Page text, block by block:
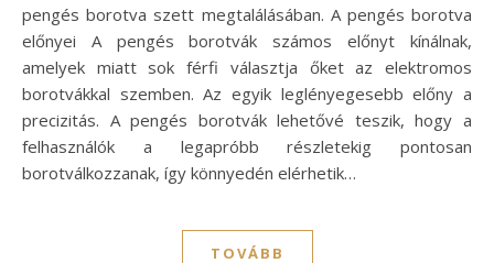
pengés borotva szett megtalálásában. A pengés borotva
előnyei A pengés borotvák számos előnyt kínálnak,
amelyek miatt sok férfi választja őket az elektromos
borotvákkal szemben. Az egyik leglényegesebb előny a
precizitás. A pengés borotvák lehetővé teszik, hogy a
felhasználók a legapróbb részletekig pontosan
borotválkozzanak, így könnyedén elérhetik…
TOVÁBB